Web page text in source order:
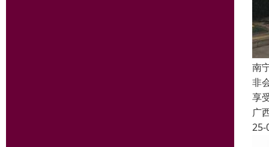
南
非
享
广
25-